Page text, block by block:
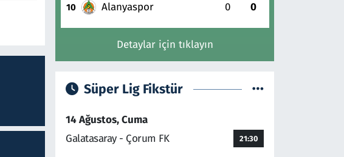
10 Alanyaspor 0 0
Detaylar için tıklayın
Süper Lig Fikstür
14 Ağustos, Cuma
Galatasaray - Çorum FK
21:30